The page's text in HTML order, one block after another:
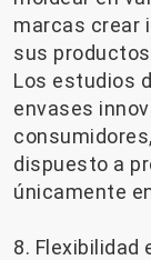
marcas crear
sus
Los estudios
envases
dispuesto a
únicamente
8. Flexibilidad